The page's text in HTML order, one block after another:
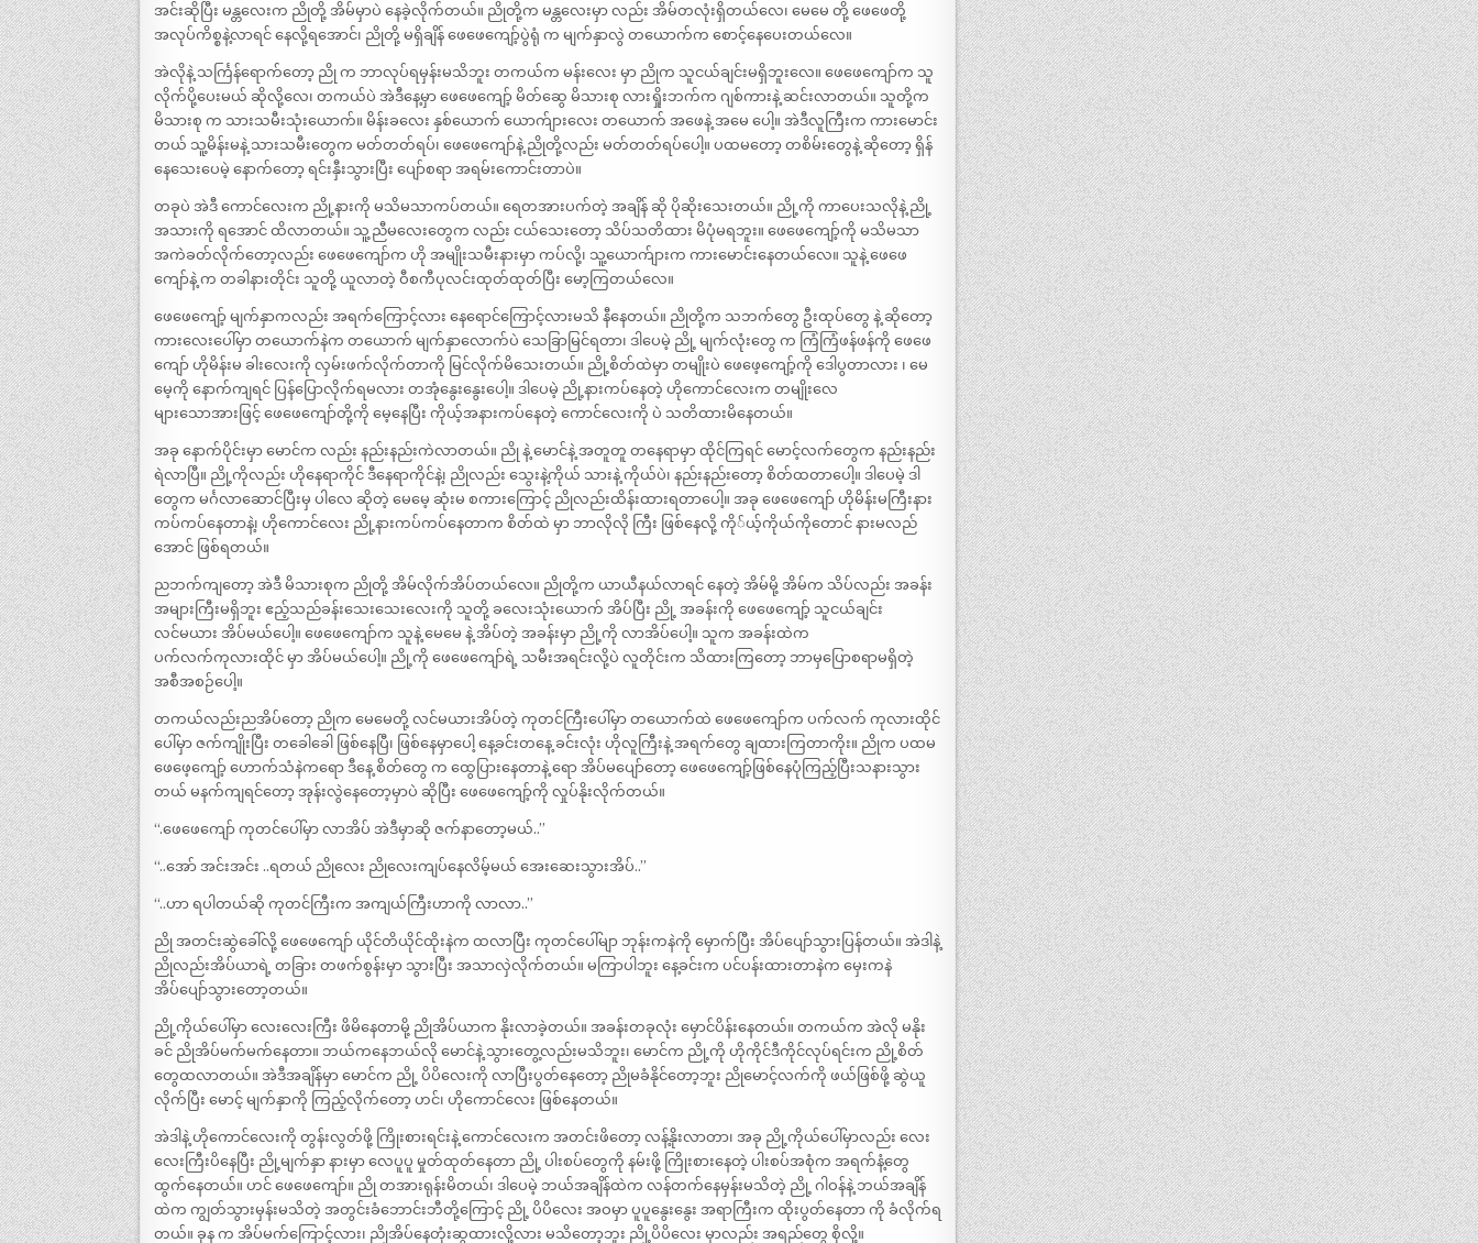
အင်းဆိုပြီး မန္တလေးက ညိုတို့ အိမ်မှာပဲ နေခဲ့လိုက်တယ်။ ညိုတို့က မန္တလေးမှာ လည်း အိမ်တလုံးရှိတယ်လေ၊ မေမေ တို့ ဖေဖေတို့
အလုပ်ကိစ္စနဲ့လာရင် နေလို့ရအောင်၊ ညိုတို့ မရှိချိန် ဖေဖေကျော့်ပွဲရုံ က မျက်နှာလွဲ တယောက်က စောင့်နေပေးတယ်လေ။
အဲလိုနဲ့ သင်္ကြန်ရောက်တော့ ညို က ဘာလုပ်ရမှန်းမသိဘူး တကယ်က မန်းလေး မှာ ညိုက သူငယ်ချင်းမရှိဘူးလေ။ ဖေဖေကျော်က သူ
လိုက်ပို့ပေးမယ် ဆိုလို့လေ၊ တကယ်ပဲ အဲဒီနေ့မှာ ဖေဖေကျော့် မိတ်ဆွေ မိသားစု လားရှိုးဘက်က ဂျစ်ကားနဲ့ ဆင်းလာတယ်။ သူတို့က
မိသားစု က သားသမီးသုံးယောက်။ မိန်းခလေး နှစ်ယောက် ယောက်ျားလေး တယောက် အဖေနဲ့ အမေ ပေါ့။ အဲဒီလူကြီးက ကားမောင်း
တယ် သူ့မိန်းမနဲ့ သားသမီးတွေက မတ်တတ်ရပ်၊ ဖေဖေကျော်နဲ့ ညိုတို့လည်း မတ်တတ်ရပ်ပေါ့။ ပထမတော့ တစိမ်းတွေနဲ့ ဆိုတော့ ရှိန်
နေသေးပေမဲ့ နောက်တော့ ရင်းနှီးသွားပြီး ပျော်စရာ အရမ်းကောင်းတာပဲ။
တခုပဲ အဲဒီ ကောင်လေးက ညို့နားကို မသိမသာကပ်တယ်။ ရေတအားပက်တဲ့ အချိန် ဆို ပိုဆိုးသေးတယ်။ ညို့ကို ကာပေးသလိုနဲ့ ညို့
အသားကို ရအောင် ထိလာတယ်။ သူ့ညီမလေးတွေက လည်း ငယ်သေးတော့ သိပ်သတိထား မိပုံမရဘူး။ ဖေဖေကျော့်ကို မသိမသာ
အကဲခတ်လိုက်တော့လည်း ဖေဖေကျော်က ဟို အမျိုးသမီးနားမှာ ကပ်လို့၊ သူ့ယောက်ျားက ကားမောင်းနေတယ်လေ။ သူနဲ့ ဖေဖေ
ကျော်နဲ့ က တခါနားတိုင်း သူတို့ ယူလာတဲ့ ဝီစကီပုလင်းထုတ်ထုတ်ပြီး မော့ကြတယ်လေ။
ဖေဖေကျော့် မျက်နှာကလည်း အရက်ကြောင့်လား နေရောင်ကြောင့်လားမသိ နီနေတယ်။ ညိုတို့က သဘက်တွေ ဦးထုပ်တွေ နဲ့ ဆိုတော့
ကားလေးပေါ်မှာ တယောက်နဲက တယောက် မျက်နှာလောက်ပဲ သေခြာမြင်ရတာ၊ ဒါပေမဲ့ ညို့ မျက်လုံးတွေ က ကြံကြံဖန်ဖန်ကို ဖေဖေ
ကျော် ဟိုမိန်းမ ခါးလေးကို လှမ်းဖက်လိုက်တာကို မြင်လိုက်မိသေးတယ်။ ညို့စိတ်ထဲမှာ တမျိုးပဲ ဖေဖေ့ကျော့်ကို ဒေါပွတာလား ၊ မေ
မေ့ကို နောက်ကျရင် ပြန်ပြောလိုက်ရမလား တအုံနွေးနွေးပေါ့။ ဒါပေမဲ့ ညို့နားကပ်နေတဲ့ ဟိုကောင်လေးက တမျိုးလေ
များသောအားဖြင့် ဖေဖေကျော်တို့ကို မေ့နေပြီး ကိုယ့်အနားကပ်နေတဲ့ ကောင်လေးကို ပဲ သတိထားမိနေတယ်။
အခု နောက်ပိုင်းမှာ မောင်က လည်း နည်းနည်းကဲလာတယ်။ ညို နဲ့ မောင်နဲ့ အတူတူ တနေရာမှာ ထိုင်ကြရင် မောင့်လက်တွေက နည်းနည်း
ရဲလာပြီ။ ညို့ကိုလည်း ဟိုနေရာကိုင် ဒီနေရာကိုင်နဲ့၊ ညိုလည်း သွေးနဲ့ကိုယ် သားနဲ့ ကိုယ်ပဲ၊ နည်းနည်းတော့ စိတ်ထတာပေါ့။ ဒါပေမဲ့ ဒါ
တွေက မင်္ဂလာဆောင်ပြီးမှ ပါလေ ဆိုတဲ့ မေမေ့ ဆုံးမ စကားကြောင့် ညိုလည်းထိန်းထားရတာပေါ့။ အခု ဖေဖေကျော် ဟိုမိန်းမကြီးနား
ကပ်ကပ်နေတာနဲ့၊ ဟိုကောင်လေး ညို့နားကပ်ကပ်နေတာက စိတ်ထဲ မှာ ဘာလိုလို ကြီး ဖြစ်နေလို့ ကို်ယ့်ကိုယ်ကိုတောင် နားမလည်
အောင် ဖြစ်ရတယ်။
ညဘက်ကျတော့ အဲဒီ မိသားစုက ညိုတို့ အိမ်လိုက်အိပ်တယ်လေ။ ညိုတို့က ယာယီနယ်လာရင် နေတဲ့ အိမ်မို့ အိမ်က သိပ်လည်း အခန်း
အများကြီးမရှိဘူး ဧည့်သည်ခန်းသေးသေးလေးကို သူတို့ ခလေးသုံးယောက် အိပ်ပြီး ညို့ အခန်းကို ဖေဖေကျော့် သူငယ်ချင်း
လင်မယား အိပ်မယ်ပေါ့။ ဖေဖေကျော်က သူနဲ့ မေမေ နဲ့ အိပ်တဲ့ အခန်းမှာ ညို့ကို လာအိပ်ပေါ့။ သူက အခန်းထဲက
ပက်လက်ကုလားထိုင် မှာ အိပ်မယ်ပေါ့။ ညို့ကို ဖေဖေကျော်ရဲ့ သမီးအရင်းလို့ပဲ လူတိုင်းက သိထားကြတော့ ဘာမှပြောစရာမရှိတဲ့
အစီအစဉ်ပေါ့။
တကယ်လည်းညအိပ်တော့ ညိုက မေမေတို့ လင်မယားအိပ်တဲ့ ကုတင်ကြီးပေါ်မှာ တယောက်ထဲ ဖေဖေကျော်က ပက်လက် ကုလားထိုင်
ပေါ်မှာ ဇက်ကျိုးပြီး တခေါခေါ ဖြစ်နေပြီ၊ ဖြစ်နေမှာပေါ့ နေ့ခင်းတနေ့ ခင်းလုံး ဟိုလူကြီးနဲ့ အရက်တွေ ချထားကြတာကိုး။ ညိုက ပထမ
ဖေဖေ့ကျော့် ဟောက်သံနဲကရော ဒီနေ့ စိတ်တွေ က ထွေပြားနေတာနဲ့ ရော အိပ်မပျော်တော့ ဖေဖေကျော့်ဖြစ်နေပုံကြည့်ပြီးသနားသွား
တယ် မနက်ကျရင်တော့ အုန်းလွဲနေတော့မှာပဲ ဆိုပြီး ဖေဖေကျော့်ကို လှုပ်နိုးလိုက်တယ်။
“.ဖေဖေကျော် ကုတင်ပေါ်မှာ လာအိပ် အဲဒီမှာဆို ဇက်နာတော့မယ်..”
“..အော် အင်းအင်း ..ရတယ် ညိုလေး ညိုလေးကျပ်နေလိမ့်မယ် အေးဆေးသွားအိပ်..”
“..ဟာ ရပါတယ်ဆို ကုတင်ကြီးက အကျယ်ကြီးဟာကို လာလာ..”
ညို အတင်းဆွဲခေါ်လို့ ဖေဖေကျော် ယိုင်တိယိုင်ထိုးနဲက ထလာပြီး ကုတင်ပေါ်မျာ ဘုန်းကနဲကို မှောက်ပြီး အိပ်ပျော်သွားပြန်တယ်။ အဲဒါနဲ့
ညိုလည်းအိပ်ယာရဲ့ တခြား တဖက်စွန်းမှာ သွားပြီး အသာလှဲလိုက်တယ်။ မကြာပါဘူး နေ့ခင်းက ပင်ပန်းထားတာနဲက မှေးကနဲ
အိပ်ပျော်သွားတော့တယ်။
ညို့ကိုယ်ပေါ်မှာ လေးလေးကြီး ဖိမိနေတာမို့ ညိုအိပ်ယာက နိုးလာခဲ့တယ်။ အခန်းတခုလုံး မှောင်ပိန်းနေတယ်။ တကယ်က အဲလို မနိုး
ခင် ညိုအိပ်မက်မက်နေတာ။ ဘယ်ကနေဘယ်လို မောင်နဲ့ သွားတွေ့လည်းမသိဘူး၊ မောင်က ညို့ကို ဟိုကိုင်ဒီကိုင်လုပ်ရင်းက ညို့စိတ်
တွေထလာတယ်။ အဲဒီအချိန်မှာ မောင်က ညို့ ပိပိလေးကို လာပြီးပွတ်နေတော့ ညိုမခံနိုင်တော့ဘူး ညိုမောင့်လက်ကို ဖယ်ဖြစ်ဖို့ ဆွဲယူ
လိုက်ပြီး မောင့် မျက်နှာကို ကြည့်လိုက်တော့ ဟင်၊ ဟိုကောင်လေး ဖြစ်နေတယ်။
အဲဒါနဲ့ ဟိုကောင်လေးကို တွန်းလွတ်ဖို့ ကြိုးစားရင်းနဲ့ ကောင်လေးက အတင်းဖိတော့ လန့်နိုးလာတာ၊ အခု ညို့ကိုယ်ပေါ်မှာလည်း လေး
လေးကြီးပိနေပြီး ညို့မျက်နှာ နားမှာ လေပူပူ မှုတ်ထုတ်နေတာ ညို့ ပါးစပ်တွေကို နမ်းဖို့ ကြိုးစားနေတဲ့ ပါးစပ်အစုံက အရက်နံ့တွေ
ထွက်နေတယ်။ ဟင် ဖေဖေကျော်။ ညို တအားရုန်းမိတယ်၊ ဒါပေမဲ့ ဘယ်အချိန်ထဲက လန်တက်နေမှန်းမသိတဲ့ ညို့ ဂါဝန်နဲ့ ဘယ်အချိန်
ထဲက ကျွတ်သွားမှန်းမသိတဲ့ အတွင်းခံဘောင်းဘီတို့ကြောင့် ညို့ ပိပိလေး အဝမှာ ပူပူနွေးနွေး အရာကြီးက ထိုးပွတ်နေတာ ကို ခံလိုက်ရ
တယ်။ ခုန က အိပ်မက်ကြောင့်လား၊ ညိုအိပ်နေတုံးဆွထားလို့လား မသိတော့ဘူး ညို့ပိပိလေး မှာလည်း အရည်တွေ စိုလို့။